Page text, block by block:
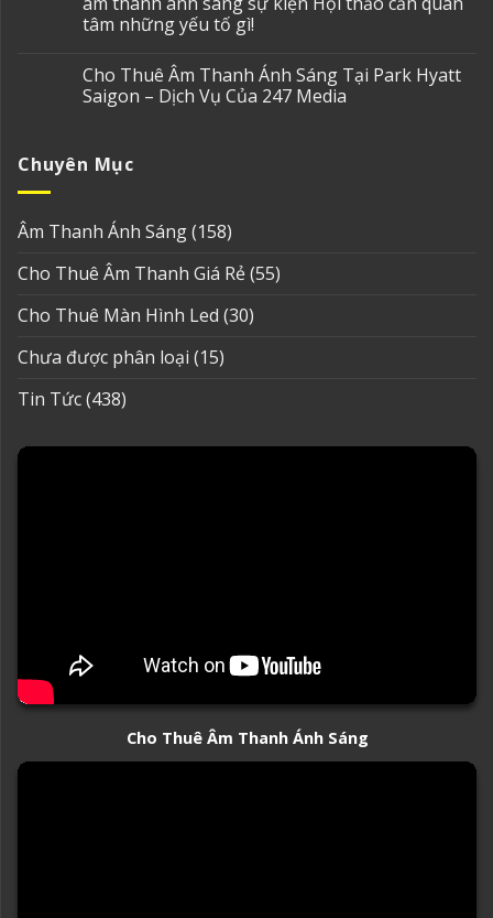
tâm những yếu tố gì!
Cho Thuê Âm Thanh Ánh Sáng Tại Park Hyatt
Saigon – Dịch Vụ Của 247 Media
Chuyên Mục
Âm Thanh Ánh Sáng(158)
Cho Thuê Âm Thanh Giá Rẻ(55)
Cho Thuê Màn Hình Led (30)
Chưa được phân loại (15)
Tin Tức(438)
Cho Thuê Âm Thanh Ánh Sáng